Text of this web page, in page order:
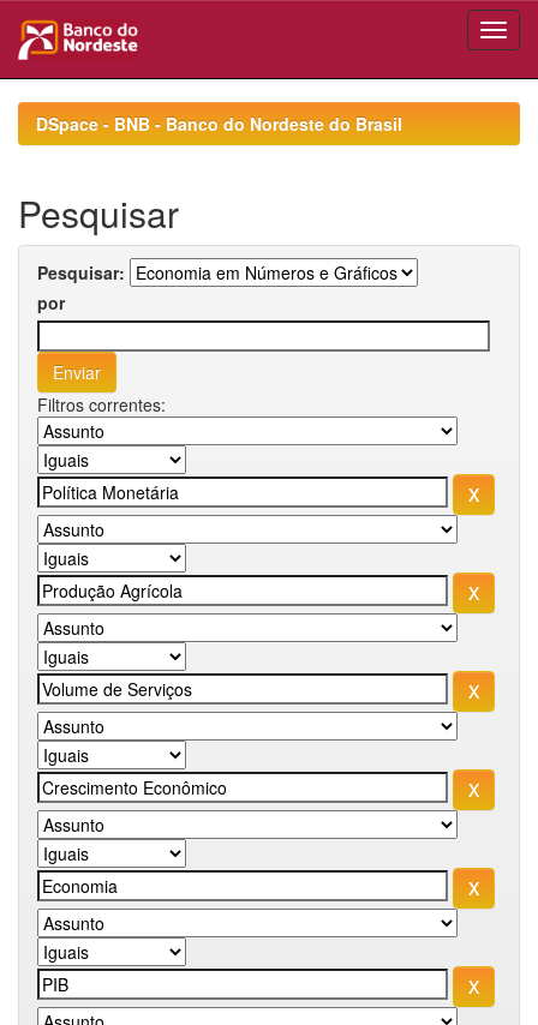
navigationDSpace - BNB - Banco do Nordeste do Brasil
Pesquisar
Pesquisar:
por
Filtros correntes: